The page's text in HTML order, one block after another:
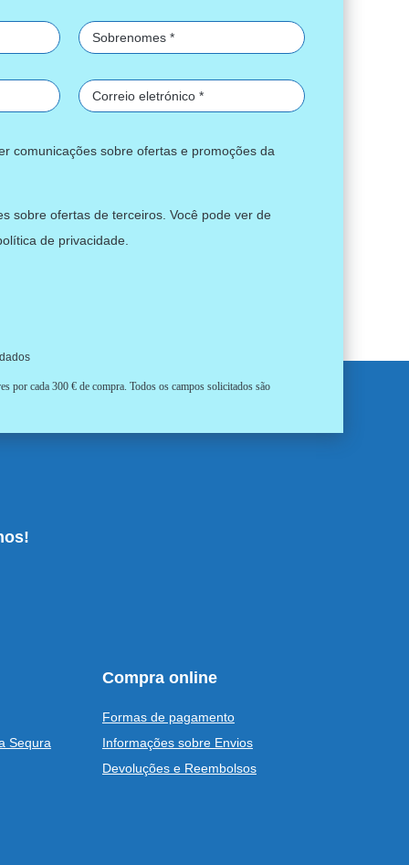
comunicações sobre ofertas e promoções da
sobre ofertas de terceiros. Você pode ver de
de privacidade.
por cada 300 € de compra. Todos os campos solicitados são
Sequra
Compra online
Formas de pagamento
Informações sobre Envios
Devoluções e Reembolsos